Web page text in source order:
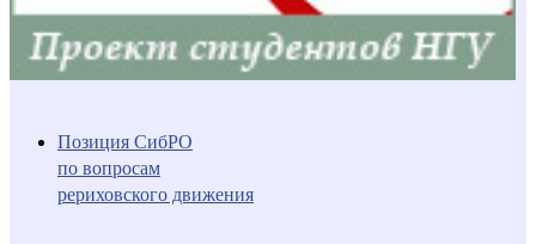
Позиция СибРО
по вопросам
рериховского движения